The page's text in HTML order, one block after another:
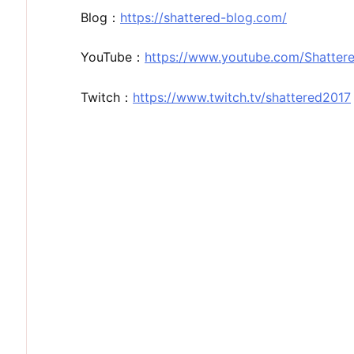
Blog： https://shattered-blog.com/
YouTube： https://www.youtube.com/
Twitch： https://www.twitch.tv/shattered2017